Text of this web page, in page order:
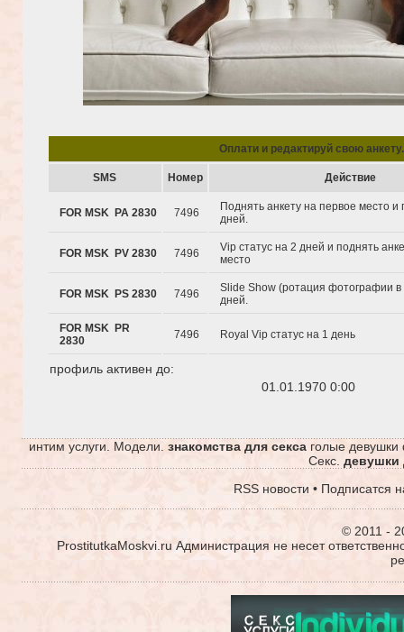
Oплати и редактируй свою анкету.
SMS Hомер Действие
FOR MSK PA 2830 7496
Поднять анкету на первое место и
дней.
FOR MSK PV 2830 7496
Vip статус на 2 дней и поднять
место
FOR MSK PS 2830 7496
Slide Show (ротация фотографии в
дней.
FOR MSK PR
2830
7496 Royal Vip статус на 1 день
профиль активен до:
01.01.1970 0:00
интим услуги. Модели. знакомства для секса голые
Секс. девушки
RSS новости • Подписатся
© 2011 -
ProstitutkaMoskvi.ru Администрация не несет